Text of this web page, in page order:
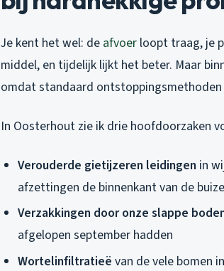
Je kent het wel: de afvoer loopt traag, je
middel, en tijdelijk lijkt het beter. Maar
omdat standaard ontstoppingsmethoden
In Oosterhout zie ik drie hoofdoorzaken
Verouderde gietijzeren leidingen in
afzettingen de binnenkant van de
Verzakkingen door onze slappe
afgelopen september hadden
Wortelinfiltratieë van de vele bomen